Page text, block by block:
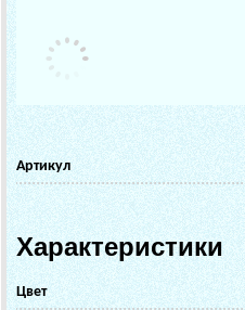
Артикул
Характеристики
Цвет